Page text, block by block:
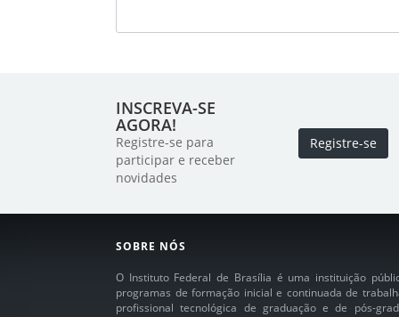
INSCREVA-SE
AGORA!
Registre-se para
participar e receber
novidades
Registre-se
SOBRE NÓS
O Instituto Federal de Brasília é uma instituição
programas de formação inicial e continuada de
profissional tecnológica de graduação e de pós-